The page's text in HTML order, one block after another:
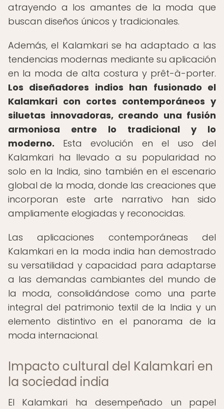
atrayendo a los amantes de la moda que
buscan diseños únicos y tradicionales.
Además, el Kalamkari se ha adaptado a las
tendencias modernas mediante su aplicación
en la moda de alta costura y prêt-à-porter.
Los diseñadores indios han fusionado el
Kalamkari con cortes contemporáneos y
siluetas innovadoras, creando una fusión
armoniosa entre lo tradicional y lo
moderno. Esta evolución en el uso del
Kalamkari ha llevado a su popularidad no
solo en la India, sino también en el escenario
global de la moda, donde las creaciones que
incorporan este arte narrativo han sido
ampliamente elogiadas y reconocidas.
Las aplicaciones contemporáneas del
Kalamkari en la moda india han demostrado
su versatilidad y capacidad para adaptarse
a las demandas cambiantes del mundo de
la moda, consolidándose como una parte
integral del patrimonio textil de la India y un
elemento distintivo en el panorama de la
moda internacional.
Impacto cultural del Kalamkari en
la sociedad india
El Kalamkari ha desempeñado un papel